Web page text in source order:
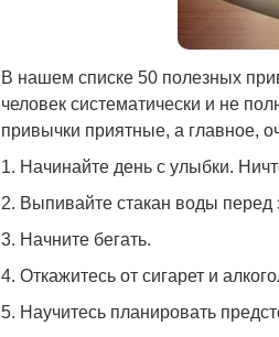
В нашем списке 50 полезных
человек систематически и не
привычки приятные, а главное,
1. Начинайте день с улыбки.
2. Выпивайте стакан воды перед
3. Начните бегать.
4. Откажитесь от сигарет и
5. Научитесь планировать